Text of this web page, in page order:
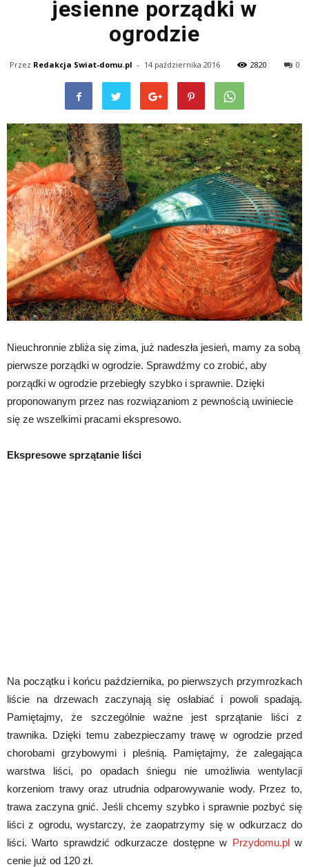
jesienne porządki w
ogrodzie
Przez Redakcja Swiat-domu.pl - 14 października 2016 2820 0
Nieuchronnie zbliża się zima, już nadeszła jesień, mamy za sobą
pierwsze porządki w ogrodzie. Sprawdźmy co zrobić, aby
porządki w ogrodzie przebiegły szybko i sprawnie. Dzięki
proponowanym przez nas rozwiązaniom z pewnością uwiniecie
się ze wszelkimi pracami ekspresowo.
Ekspresowe sprzątanie liści
Na początku i końcu października, po pierwszych przymrozkach
liście na drzewach zaczynają się osłabiać i powoli spadają.
Pamiętajmy, że szczególnie ważne jest sprzątanie liści z
trawnika. Dzięki temu zabezpieczamy trawę w ogrodzie przed
chorobami grzybowymi i pleśnią. Pamiętajmy, że zalegająca
warstwa liści, po opadach śniegu nie umożliwia wentylacji
korzeniom trawy oraz utrudnia odparowywanie wody. Przez to,
trawa zaczyna gnić. Jeśli chcemy szybko i sprawnie pozbyć się
liści z ogrodu, wystarczy, że zaopatrzymy się w odkurzacz do
liści. Warto sprawdzić odkurzacze dostępne w Przydomu.plw
cenie już od 120 zł.